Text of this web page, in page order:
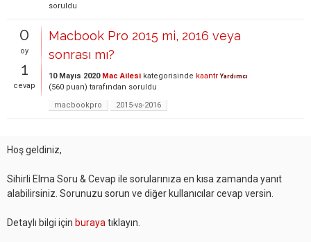
soruldu
0
oy
1
cevap
Macbook Pro 2015 mi, 2016 veya
sonrası mı?
10 Mayıs 2020 Mac Ailesi kategorisinde kaantr Yardımcı
(560 puan) tarafından soruldu
macbookpro
2015-vs-2016
Hoş geldiniz,
Sihirli Elma Soru & Cevap ile sorularınıza en kısa zamanda yanıt
alabilirsiniz. Sorunuzu sorun ve diğer kullanıcılar cevap versin.
Detaylı bilgi için buraya tıklayın.